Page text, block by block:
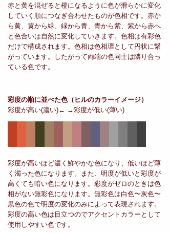
赤と黄を混ぜると橙になるように色が滑らかに変化
していく順につなぎ合わせたものが色相です。赤か
ら黄、黄から緑、緑から青、青から紫、紫から赤へ
と色合いは自然に変化していきます。色相は有彩色
だけで構成されます。色相は色相環として円状に繋
がっています。したがって両端の色同士は隣り合っ
ている色です。
彩度の順に並べた色（ヒルのカラーイメージ）
彩度が高い(濃い)← →彩度が低い(薄い)
彩度が高いほど濃く鮮やかな色になり、低いほど薄
く濁った色になります。また、明度が低いと彩度が
高くても暗い色になります。彩度がゼロのときは色
相がない無彩色になります。無彩色は白色〜灰色〜
黒色の色で明度の変化のみによって表現されます。
彩度の高い色は目立つのでアクセントカラーとして
使用しやすい色です。